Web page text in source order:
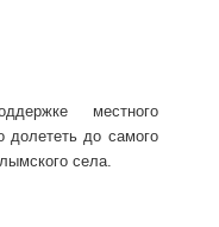
местного
до самого
села.